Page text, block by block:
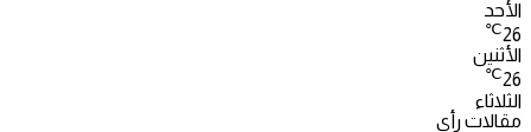
الأحد
26
℃
الأثنين
26
℃
الثلاثاء
مقالات رأي